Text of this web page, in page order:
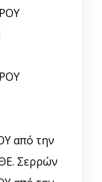
από την
Σερρών